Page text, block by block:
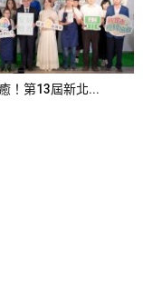
！第13屆新北...